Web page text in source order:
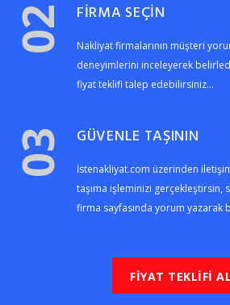
02 FİRMA SEÇİN
Nakliyat firmalarının müşteri
deneyimlerini inceleyerek
fiyat teklifi talep edebilirsiniz...
03 GÜVENLE TAŞININ
İstenakliyat.com üzerinden
taşıma işleminizi gerçekleştirsin,
firma sayfasında yorum yazarak
FİYAT TEKLİFİ AL